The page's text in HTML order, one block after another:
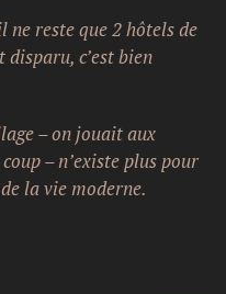
reste que 2 hôtels de
disparu, c’est bien
– on jouait aux
– n’existe plus pour
la vie moderne.